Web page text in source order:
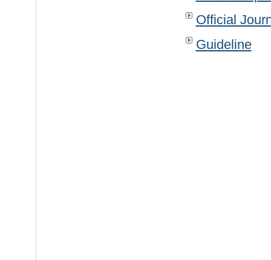
Official
Guideline